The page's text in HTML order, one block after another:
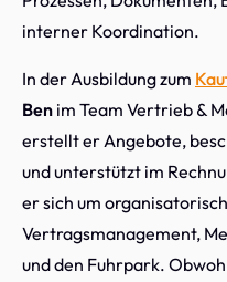
interner Koordination.
In der Ausbildung zum
Ben im Team Vertrieb &
erstellt er Angebote,
und unterstützt im
er sich um
Vertragsmanagement,
und den Fuhrpark.